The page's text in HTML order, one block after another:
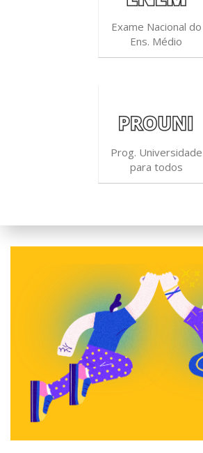
Exame Nacional do
Ens. Médio
Prog. Universidade
para todos